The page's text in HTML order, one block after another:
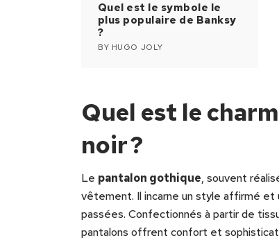
Quel est le symbole le
plus populaire de Banksy
?
BY HUGO JOLY
Quel est le
noir ?
Le pantalon gothique, souvent
vêtement. Il incarne un style affirmé et
passées. Confectionnés à partir de
pantalons offrent confort et